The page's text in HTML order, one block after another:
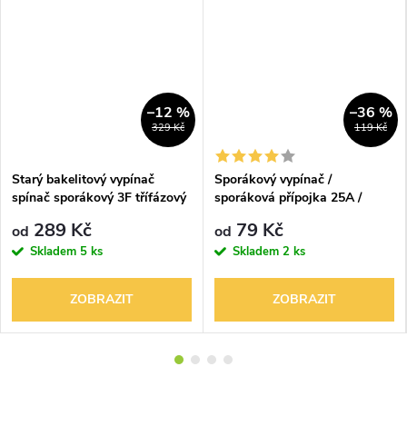
329 Kč
–12 %
Starý bakelitový vypínač
spínač sporákový 3F třífázový
od 289 Kč
Skladem 5 ks
ZOBRAZIT
119 Kč
–36 %
Sporákový vypínač /
sporáková přípojka 25A /
od 79 Kč
Skladem 2 ks
ZOBRAZIT